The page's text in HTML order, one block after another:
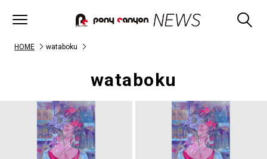
HOME wataboku
wataboku